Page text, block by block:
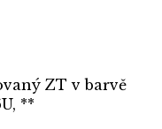
ZT v barvě
**